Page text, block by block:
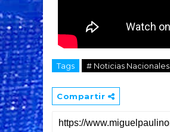
Tags # Noticias Nacionales
Compartir